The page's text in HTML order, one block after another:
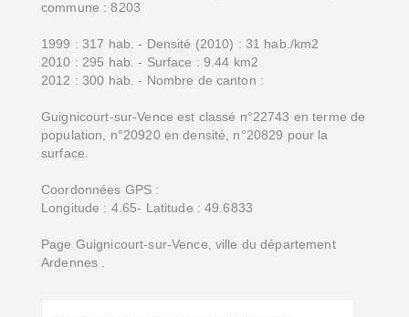
commune : 8203
1999 : 317 hab. - Densité (2010) : 31 hab./km2
2010 : 295 hab. - Surface : 9.44 km2
2012 : 300 hab. - Nombre de canton :
Guignicourt-sur-Vence est classé n°22743 en terme de
population, n°20920 en densité, n°20829 pour la
surface.
Coordonnées GPS :
Longitude : 4.65- Latitude : 49.6833
Page Guignicourt-sur-Vence, ville du département
Ardennes .